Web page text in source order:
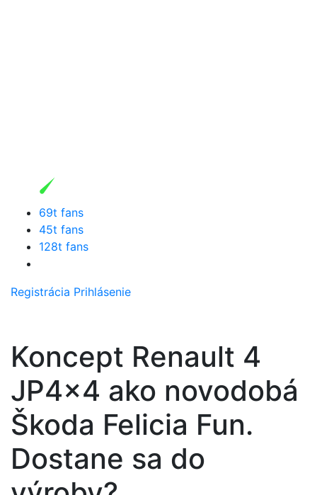
69t fans
45t fans
128t fans
Registrácia Prihlásenie
Koncept Renault 4
JP4x4 ako novodobá
Škoda Felicia Fun.
Dostane sa do